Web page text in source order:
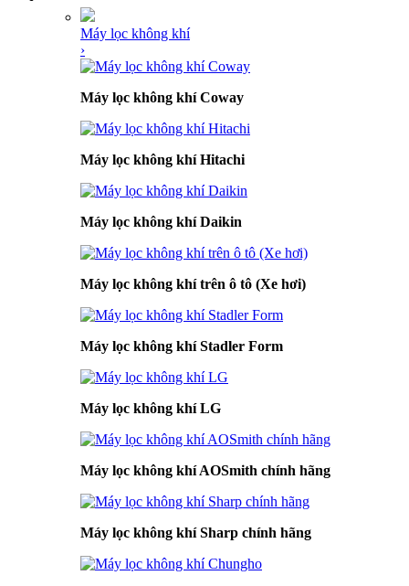
Máy lọc không khí
›
Máy lọc không khí Coway
Máy lọc không khí Hitachi
Máy lọc không khí Daikin
Máy lọc không khí trên ô tô (Xe hơi)
Máy lọc không khí Stadler Form
Máy lọc không khí LG
Máy lọc không khí AOSmith chính hãng
Máy lọc không khí Sharp chính hãng